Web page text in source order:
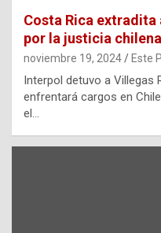
Costa Rica
por la justicia chilena
noviembre 19, 2024 Este
Interpol detuvo a Villegas
enfrentará cargos en
el…